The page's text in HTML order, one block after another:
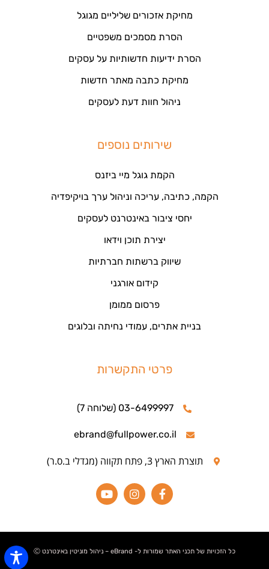
מחיקת אזכורים שליליים מגוגל
הסרת מסמכים משפטיים
הסרת ידיעות חדשותיות על עסקים
מחיקת כתבה מאתר חדשות
ניהול חוות דעת לעסקים
שירותים נוספים
הקמת גוגל מיי ביזנס
הקמה, כתיבה, עריכה וניהול ערך בויקיפדיה
יחסי ציבור באינטרנט לעסקים
יצירת תוכן וידאו
שיווק ברשתות חברתיות
קידום אורגני
פרסום ממומן
בניית אתרים, עמודי נחיתה ובלוגים
פרטי התקשרות
03-6499997 (שלוחה 7)
ebrand@fullpower.co.il
תוצרת הארץ 3, פתח תקווה (מגדלי ב.ס.ר)
כל הזכויות של תכני האתר שמורות ל- eBrand – ניהול מוניטין באינטרנט Ⓒ